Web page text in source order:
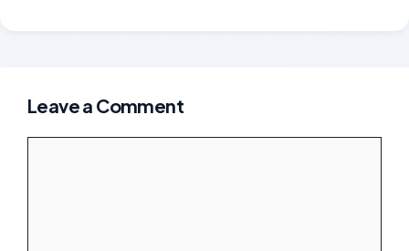
Leave a Comment